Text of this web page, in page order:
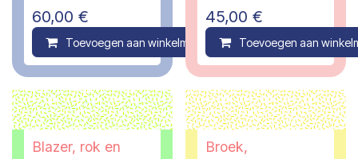
legging, GYMP,
14 jaar
60,00 €
Toevoegen aan winkelmandje Compare
10 jaar
45,00 €
Toevoegen aan
Blazer, rok en
Broek,